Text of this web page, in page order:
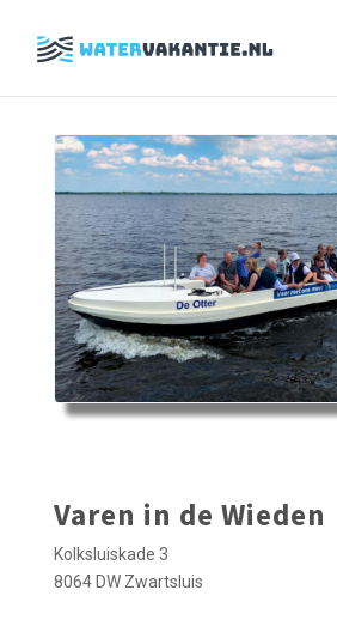
Zoeken
Varen in de Wieden
Kolksluiskade 3
8064 DW Zwartsluis